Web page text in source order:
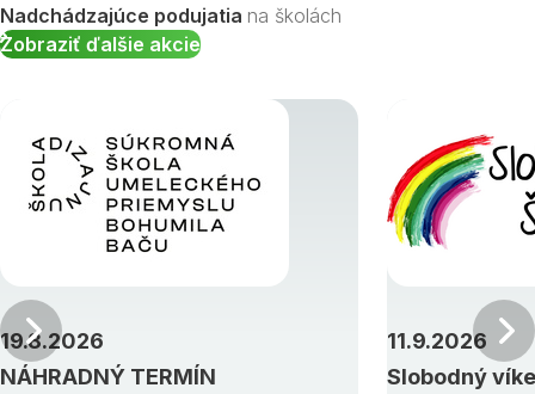
Nadchádzajúce podujatia na školách
Zobraziť ďalšie akcie
NÁHRADNÝ TERMÍN
19.8.2026
Slobodný
11.9.2026
Predchádzajúci